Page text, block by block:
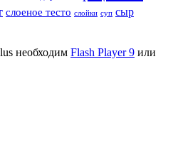
слоеное тесто слойки суп сыр
необходим Flash Player 9 или